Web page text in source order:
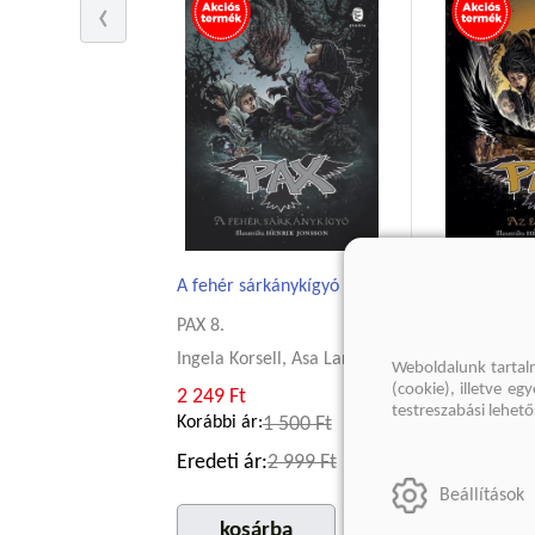
A fehér sárkánykígyó #8
PAX 8.
Ingela Korsell, Asa Larsson
2 249 Ft
Korábbi ár:1 500 Ft
Eredeti ár:2 999 Ft
Ingela
2 999 Ft
Weboldalunk
(cookie), illetve
testreszabási
Beállítások